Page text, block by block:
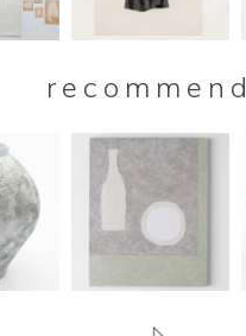
recommend